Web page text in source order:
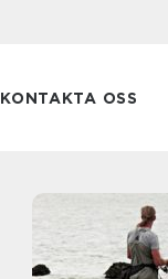
KONTAKTA OSS